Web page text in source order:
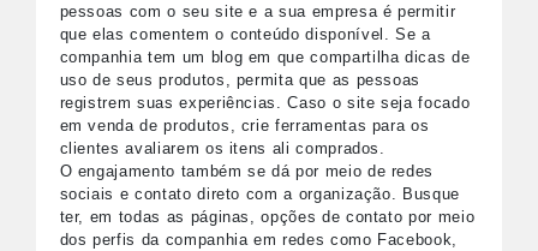
pessoas com o seu site e a sua empresa é permitir
que elas comentem o conteúdo disponível. Se a
companhia tem um blog em que compartilha dicas de
uso de seus produtos, permita que as pessoas
registrem suas experiências. Caso o site seja focado
em venda de produtos, crie ferramentas para os
clientes avaliarem os itens ali comprados.
O engajamento também se dá por meio de redes
sociais e contato direto com a organização. Busque
ter, em todas as páginas, opções de contato por meio
dos perfis da companhia em redes como Facebook,